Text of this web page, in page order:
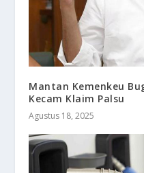
Mantan Kemenkeu
Kecam Klaim Palsu
Agustus 18, 2025